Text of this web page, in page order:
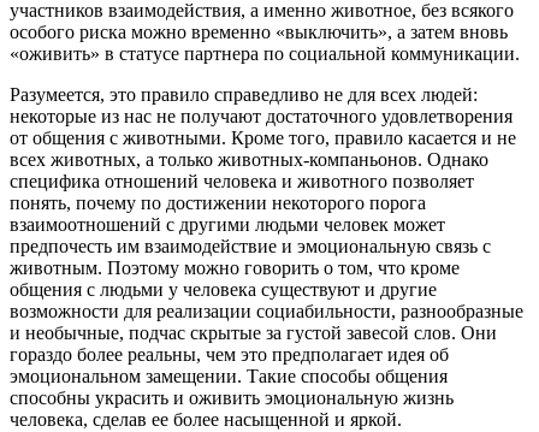
участников взаимодействия, а именно животное, без всякого
особого риска можно временно «выключить», а затем вновь
«оживить» в статусе партнера по социальной коммуникации.
Разумеется, это правило справедливо не для всех людей:
некоторые из нас не получают достаточного удовлетворения
от общения с животными. Кроме того, правило касается и не
всех животных, а только животных-компаньонов. Однако
специфика отношений человека и животного позволяет
понять, почему по достижении некоторого порога
взаимоотношений с другими людьми человек может
предпочесть им взаимодействие и эмоциональную связь с
животным. Поэтому можно говорить о том, что кроме
общения с людьми у человека существуют и другие
возможности для реализации социабильности, разнообразные
и необычные, подчас скрытые за густой завесой слов. Они
гораздо более реальны, чем это предполагает идея об
эмоциональном замещении. Такие способы общения
способны украсить и оживить эмоциональную жизнь
человека, сделав ее более насыщенной и яркой.